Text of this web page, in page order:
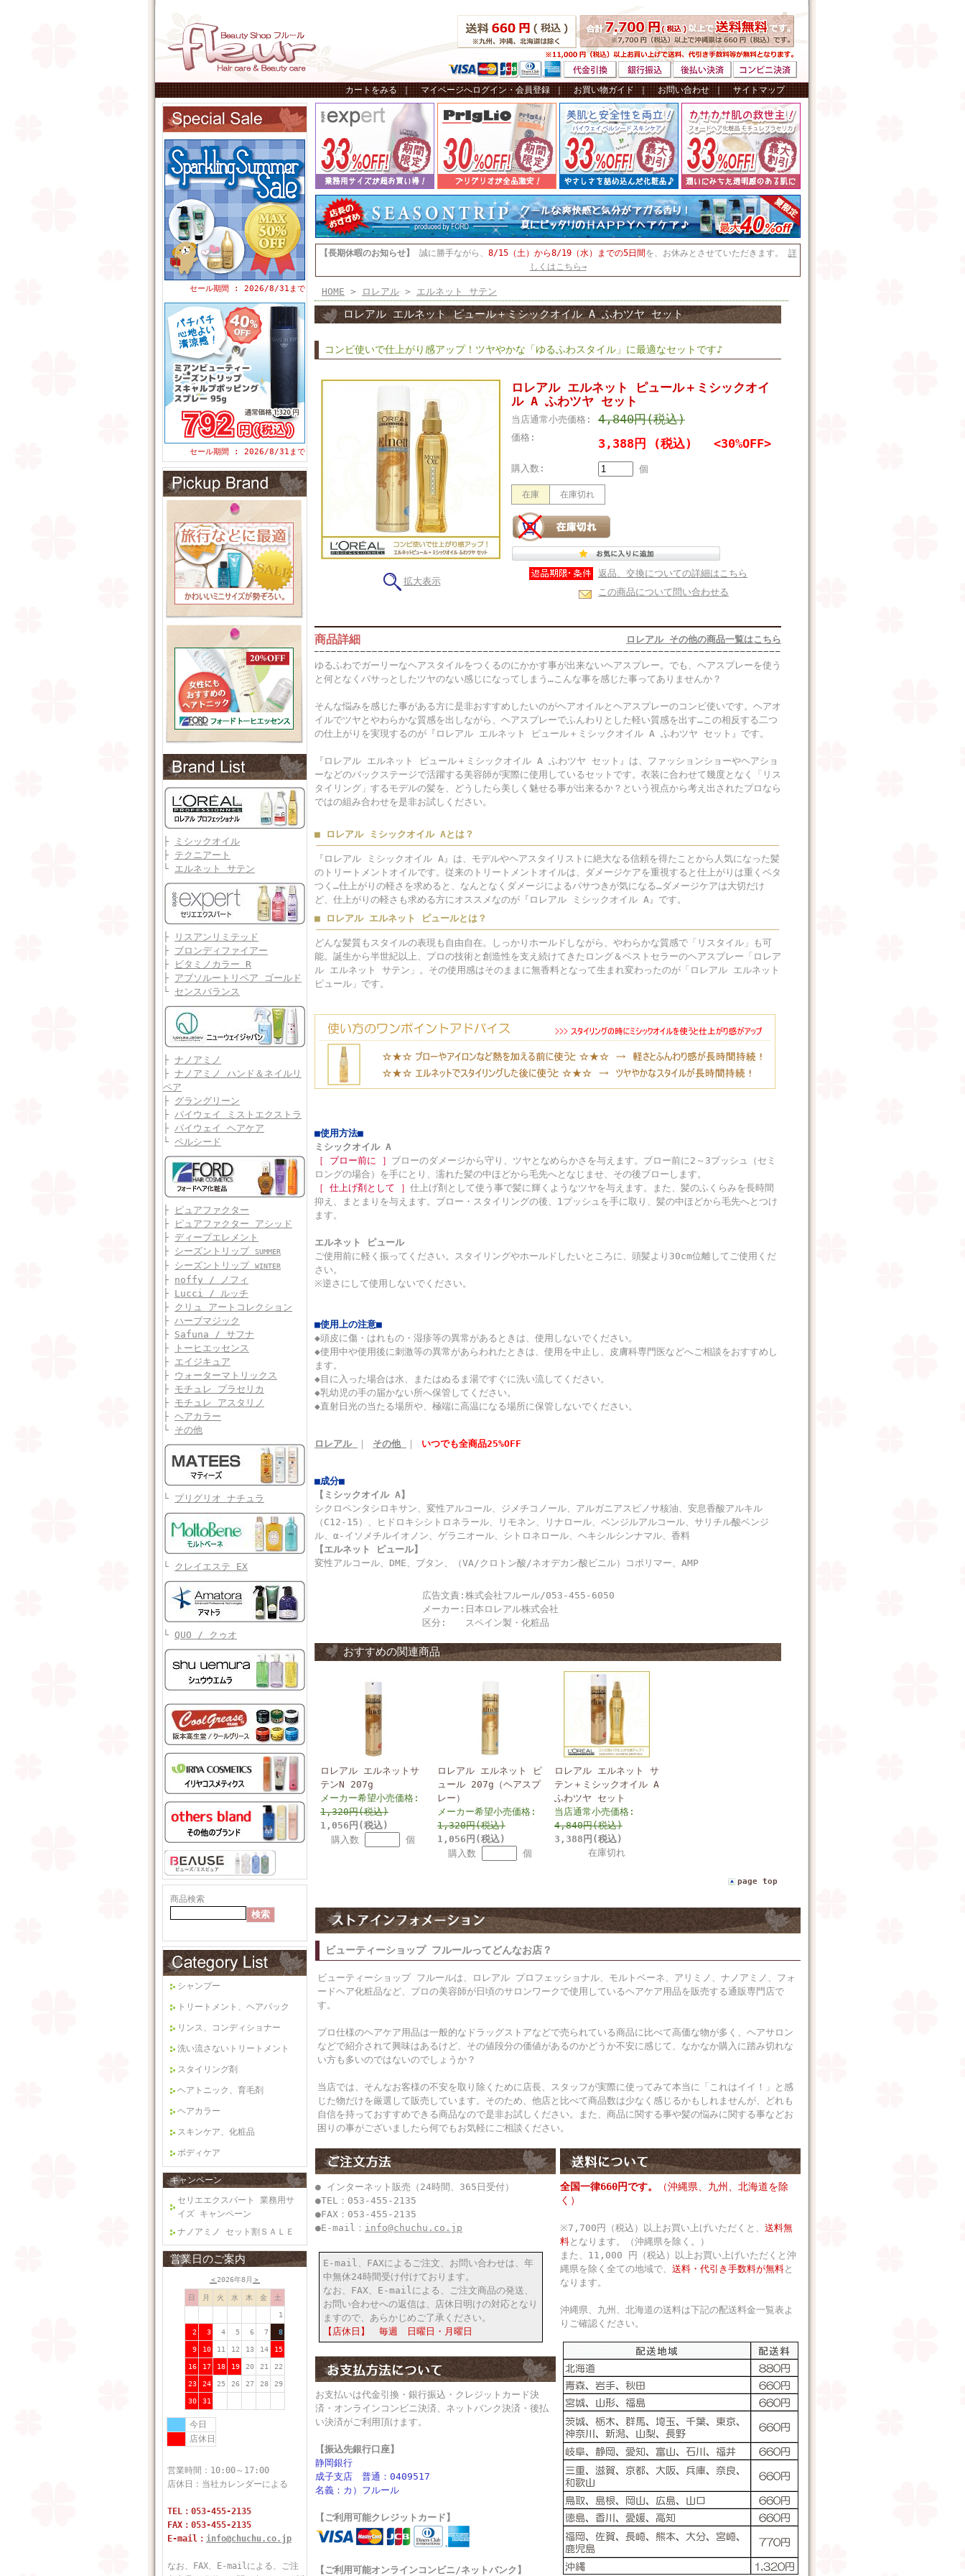
カートをみる｜ マイページへログイン・会員登録｜ お買い物ガイド｜ お問い合わせ｜ サイトマップ
セール期間 : 2026/8/31まで
セール期間 : 2026/8/31まで
├
ミシックオイル
├ テクニアート
└ エルネット サテン
├
リスアンリミテッド
├ ブロンディファイアー
├
ビタミノカラー R
├ アブソルートリペア ゴールド
└ センスバランス
├ ナノアミノ
├ ナノアミノ ハンド＆ネイルリ
ペア
├ グラングリーン
├ パイウェイ ミストエクストラ
├ パイウェイ ヘアケア
└ ペルシード
├
ピュアファクター
├
ピュアファクター アシッド
├ ディープエレメント
├ シーズントリップ SUMMER
├ シーズントリップ WINTER
├ noffy / ノフィ
├ Lucci / ルッチ
├ クリュ アートコレクション
├ ハーブマジック
├ Safuna / サフナ
├
トーヒエッセンス
├ エイジキュア
├ ウォーターマトリックス
├ モチュレ プラセリカ
├ モチュレ アスタリノ
├ ヘアカラー
└ その他
└ プリグリオ ナチュラ
└ クレイエステ EX
└ QUO / クゥオ
商品検索
シャンプー
トリートメント、ヘアパック
リンス、コンディショナー
洗い流さないトリートメント
スタイリング剤
ヘアトニック、育毛剤
ヘアカラー
スキンケア、化粧品
ボディケア
キャンペーン
セリエエクスパート 業務用サ
イズ キャンペーン
ナノアミノ セット割ＳＡＬＥ
営業日のご案内
＜ 2026年8月 ＞
日 月 火 水 木 金 土
1
2 3 4 5 6 7 8
9 10 11 12 13 14 15
16 17 18 19 20 21 22
23 24 25 26 27 28 29
30 31
今日
店休日
営業時間：10:00～17:00
店休日：当社カレンダーによる
TEL：053-455-2135
FAX：053-455-2135
E-mail： info@chuchu.co.jp
なお、FAX、E-mailによる、ご注
【長期休暇のお知らせ】 誠に勝手ながら、 8/15（土）から8/19（水）までの5日間を、お休みとさせていただきます。 詳
しくはこちら→
HOME > ロレアル > エルネット サテン
ロレアル エルネット ピュール＋ミシックオイル A ふわツヤ セット
コンビ使いで仕上がり感アップ！ツヤやかな「ゆるふわスタイル」に最適なセットです♪
拡大表示
ロレアル エルネット ピュール＋ミシックオイ
ル A ふわツヤ セット
当店通常小売価格: 4,840円(税込)
価格: 3,388円 (税込) <30%OFF>
購入数: 個
在庫 在庫切れ
返品、交換についての詳細はこちら
この商品について問い合わせる
商品詳細 ロレアル その他の商品一覧はこちら
ゆるふわでガーリーなヘアスタイルをつくるのにかかす事が出来ないヘアスプレー。でも、ヘアスプレーを使う
と何となくパサっとしたツヤのない感じになってしまう…こんな事を感じた事ってありませんか？
そんな悩みを感じた事がある方に是非おすすめしたいのがヘアオイルとヘアスプレーのコンビ使いです。ヘアオ
イルでツヤとやわらかな質感を出しながら、ヘアスプレーでふんわりとした軽い質感を出す…この相反する二つ
の仕上がりを実現するのが『ロレアル エルネット ピュール＋ミシックオイル A ふわツヤ セット』です。
『ロレアル エルネット ピュール＋ミシックオイル A ふわツヤ セット』は、ファッションショーやヘアショ
ーなどのバックステージで活躍する美容師が実際に使用しているセットです。衣装に合わせて幾度となく「リス
タイリング」するモデルの髪を、どうしたら美しく魅せる事が出来るか？という視点から考え出されたプロなら
ではの組み合わせを是非お試しください。
■ ロレアル ミシックオイル Aとは？
『ロレアル ミシックオイル A』は、モデルやヘアスタイリストに絶大なる信頼を得たことから人気になった髪
のトリートメントオイルです。従来のトリートメントオイルは、ダメージケアを重視すると仕上がりは重くベタ
つく…仕上がりの軽さを求めると、なんとなくダメージによるパサつきが気になる…ダメージケアは大切だけ
ど、仕上がりの軽さも求める方にオススメなのが『ロレアル ミシックオイル A』です。
■ ロレアル エルネット ピュールとは？
どんな髪質もスタイルの表現も自由自在。しっかりホールドしながら、やわらかな質感で「リスタイル」も可
能。誕生から半世紀以上、プロの技術と創造性を支え続けてきたロング＆ベストセラーのヘアスプレー「ロレア
ル エルネット サテン」。その使用感はそのままに無香料となって生まれ変わったのが「ロレアル エルネット
ピュール」です。
■使用方法■
ミシックオイル A
［ ブロー前に ］ ブローのダメージから守り、ツヤとなめらかさを与えます。ブロー前に2～3プッシュ（セミ
ロングの場合）を手にとり、濡れた髪の中ほどから毛先へとなじませ、その後ブローします。
［ 仕上げ剤として ］ 仕上げ剤として使う事で髪に輝くようなツヤを与えます。また、髪のふくらみを長時間
抑え、まとまりを与えます。ブロー・スタイリングの後、1プッシュを手に取り、髪の中ほどから毛先へとつけ
ます。
エルネット ピュール
ご使用前に軽く振ってください。スタイリングやホールドしたいところに、頭髪より30cm位離してご使用くだ
さい。
※逆さにして使用しないでください。
■使用上の注意■
◆頭皮に傷・はれもの・湿疹等の異常があるときは、使用しないでください。
◆使用中や使用後に刺激等の異常があらわれたときは、使用を中止し、皮膚科専門医などへご相談をおすすめし
ます。
◆目に入った場合は水、またはぬるま湯ですぐに洗い流してください。
◆乳幼児の手の届かない所へ保管してください。
◆直射日光の当たる場所や、極端に高温になる場所に保管しないでください。
ロレアル ｜ その他 ｜ いつでも全商品25%OFF
■成分■
【ミシックオイル A】
シクロペンタシロキサン、変性アルコール、ジメチコノール、アルガニアスピノサ核油、安息香酸アルキル
（C12-15）、ヒドロキシシトロネラール、リモネン、リナロール、ベンジルアルコール、サリチル酸ベンジ
ル、α-イソメチルイオノン、ゲラニオール、シトロネロール、ヘキシルシンナマル、香料
【エルネット ピュール】
変性アルコール、DME、ブタン、（VA/クロトン酸/ネオデカン酸ビニル）コポリマー、AMP
広告文責: 株式会社フルール/053-455-6050
メーカー: 日本ロレアル株式会社
区分:
スペイン製・化粧品
おすすめの関連商品
ロレアル エルネットサ
テンN 207g
メーカー希望小売価格:
1,320円(税込)
1,056円(税込)
購入数
個
ロレアル エルネット ピ
ュール 207g（ヘアスプ
レー）
メーカー希望小売価格:
1,320円(税込)
1,056円(税込)
購入数
個
ロレアル エルネット サ
テン＋ミシックオイル A
ふわツヤ セット
当店通常小売価格:
4,840円(税込)
3,388円(税込)
在庫切れ
page top
ビューティーショップ フルールってどんなお店？
ビューティーショップ フルールは、ロレアル プロフェッショナル、モルトベーネ、アリミノ、ナノアミノ、フォ
ードヘア化粧品など、プロの美容師が日頃のサロンワークで使用しているヘアケア用品を販売する通販専門店で
す。
プロ仕様のヘアケア用品は一般的なドラッグストアなどで売られている商品に比べて高価な物が多く、ヘアサロン
などで紹介されて興味はあるけど、その値段分の価値があるのかどうか不安に感じて、なかなか購入に踏み切れな
い方も多いのではないのでしょうか？
当店では、そんなお客様の不安を取り除くために店長、スタッフが実際に使ってみて本当に「これはイイ！」と感
じた物だけを厳選して販売しています。そのため、他店と比べて商品数は少なく感じるかもしれませんが、どれも
自信を持っておすすめできる商品なので是非お試しください。また、商品に関する事や髪の悩みに関する事などお
困りの事がございましたら何でもお気軽にご相談ください。
● インターネット販売（24時間、365日受付）
●TEL：053-455-2135
●FAX：053-455-2135
●E-mail： info@chuchu.co.jp
E-mail、FAXによるご注文、お問い合わせは、年
中無休24時間受け付けております。
なお、FAX、E-mailによる、ご注文商品の発送、
お問い合わせへの返信は、店休日明けの対応となり
ますので、あらかじめご了承ください。
【店休日】 毎週 日曜日・月曜日
お支払いは代金引換・銀行振込・クレジットカード決
済・オンラインコンビニ決済、ネットバンク決済・後払
い決済がご利用頂けます。
【振込先銀行口座】
静岡銀行
成子支店 普通：0409517
名義：カ）フルール
【ご利用可能クレジットカード】
【ご利用可能オンラインコンビニ/ネットバンク】
全国一律660円です。
（沖縄県、九州、北海道を除
く）
※7,700円（税込）以上お買い上げいただくと、 送料無
料となります。（沖縄県を除く。）
また、11,000 円（税込）以上お買い上げいただくと沖
縄県を除く全ての地域で、 送料・代引き手数料が無料と
なります。
沖縄県、九州、北海道の送料は下記の配送料金一覧表よ
りご確認ください。